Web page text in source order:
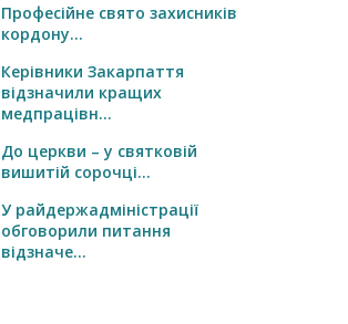
Професійне свято захисників
кордону...
Керівники Закарпаття
відзначили кращих
медпрацівн...
До церкви – у святковій
вишитій сорочці...
У райдержадміністрації
обговорили питання
відзначе...